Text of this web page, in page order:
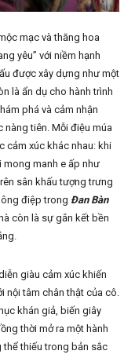
mạc và thăng hoa
yêu” với niềm hạnh
được xây dựng như một
là ẩn dụ cho hành trình
phá và cảm nhận
nàng tiên. Mỗi điệu múa
cảm xúc khác nhau: khi
mong manh e ấp như
sân khấu tượng trưng
điệp trong Đan Bàn
còn là sự gắn kết bền
giàu cảm xúc khiến
nội tâm chân thật của cô.
khán giả, biến giây
thời mở ra một hành
thể thiếu trong bản sắc